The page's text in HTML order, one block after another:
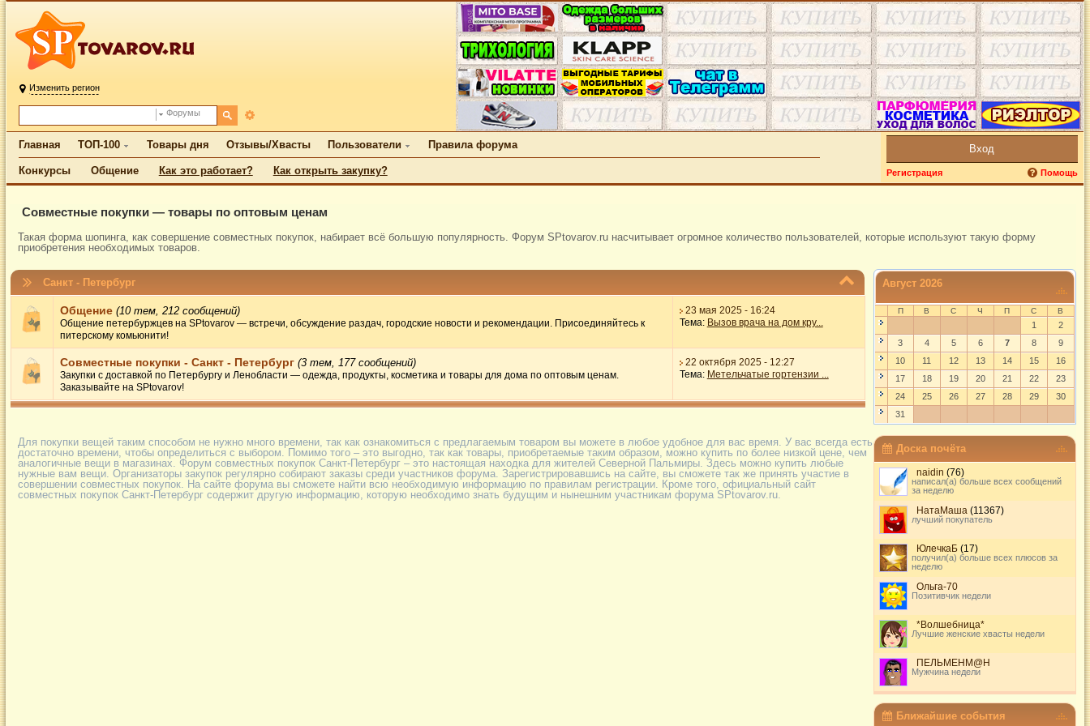
Изменить регион
Форумы
Главная ТОП-100 Товары дня Отзывы/Хвасты Пользователи Правила форума
Конкурсы Общение Как это работает? Как открыть закупку?
Вход
Регистрация Помощь
Совместные покупки — товары по оптовым ценам
Такая форма шопинга, как совершение совместных покупок, набирает всё большую популярность. Форум SPtovarov.ru насчитывает огромное количество пользователей, которые используют такую форму
приобретения необходимых товаров.
Август 2026
П В С Ч П С В
1
2
3
4 5 6 7 8
9
10
11 12 13 14 15
16
17
18 19 20 21 22
23
24
25 26 27 28 29
30
31
Доска почёта
naidin (76)
написал(а) больше всех сообщений
за неделю
НатаМаша (11367)
лучший покупатель
ЮлечкаБ(17)
получил(а) больше всех плюсов за
неделю
Ольга-70
Позитивчик недели
*Волшебница*
Лучшие женские хвасты недели
ПЕЛЬМЕНМ@Н
Мужчина недели
Ближайшие события
Санкт - Петербург
Общение(10 тем, 212 сообщений)
Общение петербуржцев на SPtovarov — встречи, обсуждение раздач, городские новости и рекомендации. Присоединяйтесь к
питерскому комьюнити!
23 мая 2025 - 16:24
Тема: Вызов врача на дом кру...
Совместные покупки - Санкт - Петербург(3 тем, 177 сообщений)
Закупки с доставкой по Петербургу и Ленобласти — одежда, продукты, косметика и товары для дома по оптовым ценам.
Заказывайте на SPtovarov!
22 октября 2025 - 12:27
Тема: Метельчатые гортензии ...
Для покупки вещей таким способом не нужно много времени, так как ознакомиться с предлагаемым товаром вы можете в любое удобное для вас время. У вас всегда есть
достаточно времени, чтобы определиться с выбором. Помимо того – это выгодно, так как товары, приобретаемые таким образом, можно купить по более низкой цене, чем
аналогичные вещи в магазинах. Форум совместных покупок Санкт-Петербург – это настоящая находка для жителей Северной Пальмиры. Здесь можно купить любые
нужные вам вещи. Организаторы закупок регулярно собирают заказы среди участников форума. Зарегистрировавшись на сайте, вы сможете так же принять участие в
совершении совместных покупок. На сайте форума вы сможете найти всю необходимую информацию по правилам регистрации. Кроме того, официальный сайт
совместных покупок Санкт-Петербург содержит другую информацию, которую необходимо знать будущим и нынешним участникам форума SPtovarov.ru.